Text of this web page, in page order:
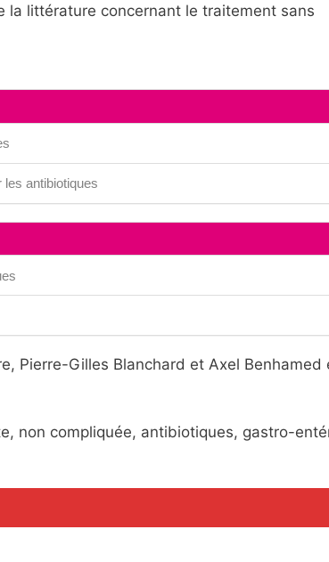
la littérature concernant le traitement sans
les antibiotiques
Pierre-Gilles Blanchard et Axel Benhamed
non compliquée, antibiotiques, gastro-